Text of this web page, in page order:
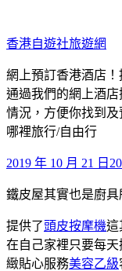
至
主
要
內
容
香港自遊社旅遊網
網上預訂香港酒店！
通過我們的網上酒
情況，方便你找到
哪裡旅行/自由行
發
於
2019 年 10 月 21 日
鐵皮屋其實也是廚
提供了頭皮按摩機這
在自己家裡只要每天
緻貼心服務美容乙級